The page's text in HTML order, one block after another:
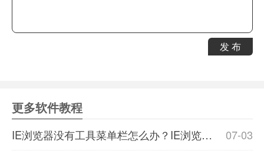
发 布
更多软件教程
07-03
IE浏览器没有工具菜单栏怎么办？IE浏览器菜单栏消失不见了解决方法分享